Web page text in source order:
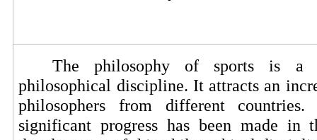
The philosophy of sports is a
philosophical discipline. It attracts an
philosophers from different
significant progress has been made in